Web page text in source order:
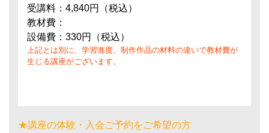
受講料：4,840円（税込）
教材費：
設備費：330円（税込）
上記とは別に、学習進度、制作作品の材料の違いで教材費が
生じる講座がございます。
★講座の体験・入会ご予約をご希望の方